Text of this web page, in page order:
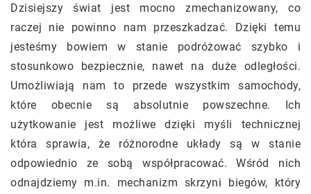
Dzisiejszy świat jest mocno zmechanizowany, co
raczej nie powinno nam przeszkadzać. Dzięki temu
jesteśmy bowiem w stanie podróżować szybko i
stosunkowo bezpiecznie, nawet na duże odległości.
Umożliwiają nam to przede wszystkim samochody,
które obecnie są absolutnie powszechne. Ich
użytkowanie jest możliwe dzięki myśli technicznej
która sprawia, że różnorodne układy są w stanie
odpowiednio ze sobą współpracować. Wśród nich
odnajdziemy m.in. mechanizm skrzyni biegów, który